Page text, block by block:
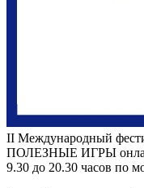
II Международный
ПОЛЕЗНЫЕ ИГРЫ
9.30 до 20.30 часов по